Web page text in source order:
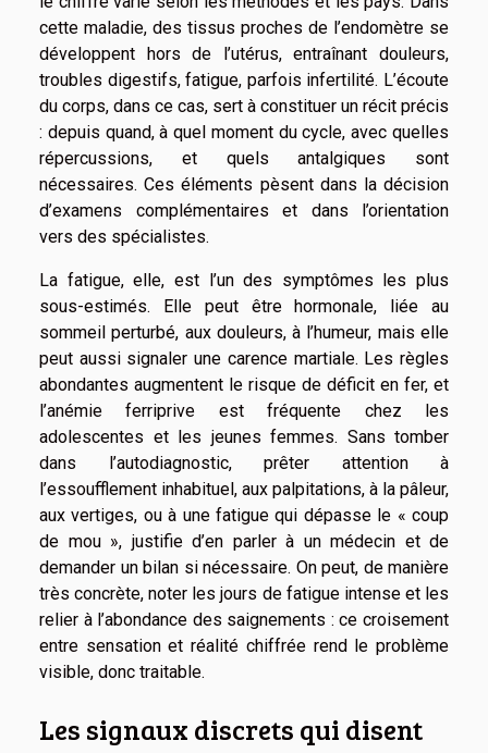
cette maladie, des tissus proches de l’endomètre se
développent hors de l’utérus, entraînant douleurs,
troubles digestifs, fatigue, parfois infertilité. L’écoute
du corps, dans ce cas, sert à constituer un récit précis
: depuis quand, à quel moment du cycle, avec quelles
répercussions, et quels antalgiques sont
nécessaires. Ces éléments pèsent dans la décision
d’examens complémentaires et dans l’orientation
vers des spécialistes.
La fatigue, elle, est l’un des symptômes les plus
sous-estimés. Elle peut être hormonale, liée au
sommeil perturbé, aux douleurs, à l’humeur, mais elle
peut aussi signaler une carence martiale. Les règles
abondantes augmentent le risque de déficit en fer, et
l’anémie ferriprive est fréquente chez les
adolescentes et les jeunes femmes. Sans tomber
dans l’autodiagnostic, prêter attention à
l’essoufflement inhabituel, aux palpitations, à la pâleur,
aux vertiges, ou à une fatigue qui dépasse le « coup
de mou », justifie d’en parler à un médecin et de
demander un bilan si nécessaire. On peut, de manière
très concrète, noter les jours de fatigue intense et les
relier à l’abondance des saignements : ce croisement
entre sensation et réalité chiffrée rend le problème
visible, donc traitable.
Les signaux discrets qui disent